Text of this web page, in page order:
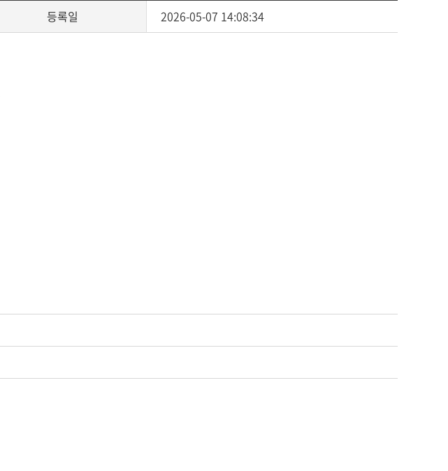
등록일 2026-05-07 14:08:34